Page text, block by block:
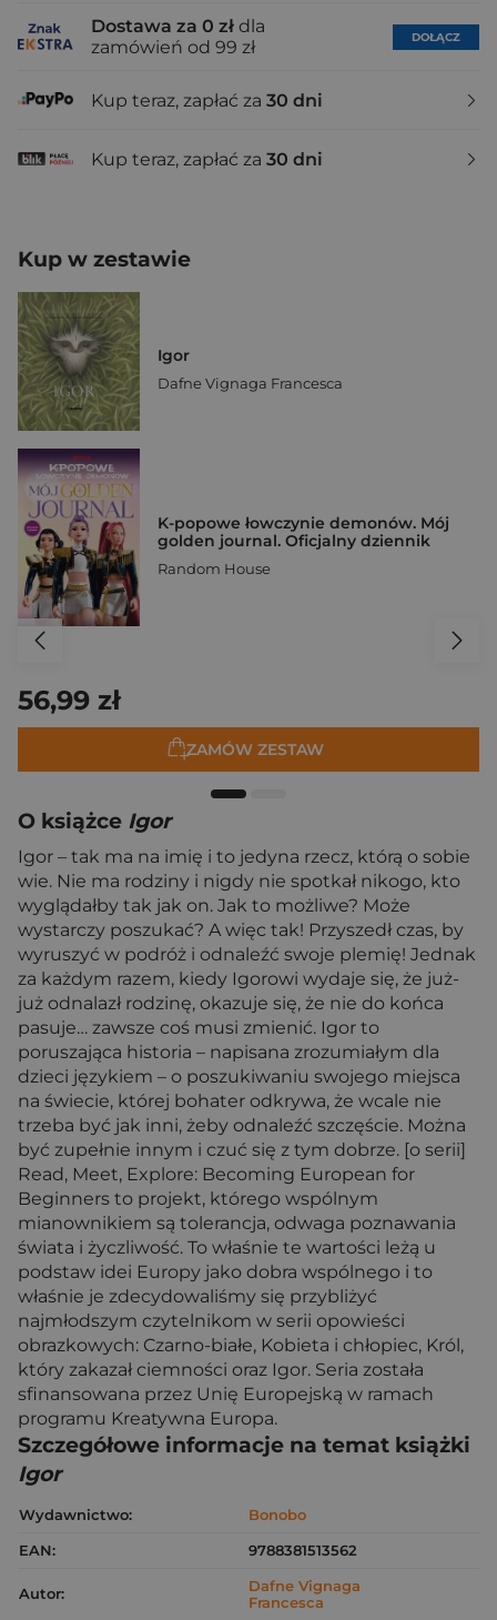
Dostawa za 0 zł dla
zamówień od 99 zł
DOŁĄCZ
Kup teraz, zapłać za 30 dni
Kup teraz, zapłać za 30 dni
Kup w zestawie
Igor
Dafne Vignaga Francesca
K-popowe łowczynie demonów. Mój
golden journal. Oficjalny dziennik
Random House
56,99 zł
ZAMÓW ZESTAW
O książce Igor
Igor – tak ma na imię i to jedyna rzecz, którą o sobie
wie. Nie ma rodziny i nigdy nie spotkał nikogo, kto
wyglądałby tak jak on. Jak to możliwe? Może
wystarczy poszukać? A więc tak! Przyszedł czas, by
wyruszyć w podróż i odnaleźć swoje plemię! Jednak
za każdym razem, kiedy Igorowi wydaje się, że już-
już odnalazł rodzinę, okazuje się, że nie do końca
pasuje… zawsze coś musi zmienić. Igor to
poruszająca historia – napisana zrozumiałym dla
dzieci językiem – o poszukiwaniu swojego miejsca
na świecie, której bohater odkrywa, że wcale nie
trzeba być jak inni, żeby odnaleźć szczęście. Można
być zupełnie innym i czuć się z tym dobrze. [o serii]
Read, Meet, Explore: Becoming European for
Beginners to projekt, którego wspólnym
mianownikiem są tolerancja, odwaga poznawania
świata i życzliwość. To właśnie te wartości leżą u
podstaw idei Europy jako dobra wspólnego i to
właśnie je zdecydowaliśmy się przybliżyć
najmłodszym czytelnikom w serii opowieści
obrazkowych: Czarno-białe, Kobieta i chłopiec, Król,
który zakazał ciemności oraz Igor. Seria została
sfinansowana przez Unię Europejską w ramach
programu Kreatywna Europa.
Szczegółowe informacje na temat książki
Igor
Wydawnictwo:
Bonobo
EAN:
9788381513562
Autor:
Dafne Vignaga
Francesca